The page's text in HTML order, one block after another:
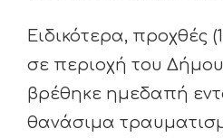
Ειδικότερα, προχθές
σε περιοχή του
βρέθηκε ημεδαπή
θανάσιμα